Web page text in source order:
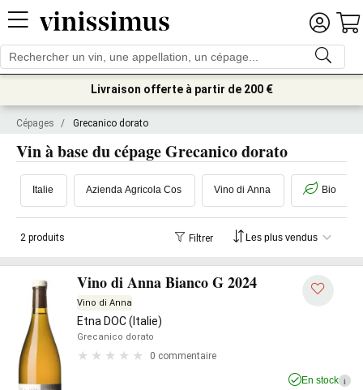
Livraison offerte à partir de 200 €
Cépages / Grecanico dorato
Vin à base du cépage Grecanico dorato
Italie Azienda Agricola Cos Vino di Anna Bio
2 produits Filtrer
Vino di Anna Bianco G 2024
Vino di Anna
Etna DOC (Italie)
Grecanico dorato
0 commentaire
En stock i